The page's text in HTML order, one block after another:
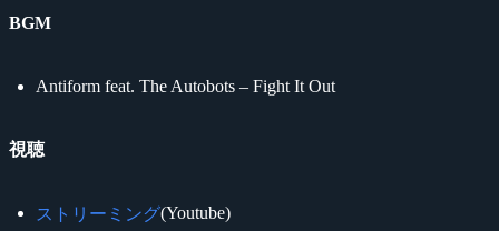
BGM
Antiform feat. The Autobots – Fight It Out
視聴
ストリーミング(Youtube)